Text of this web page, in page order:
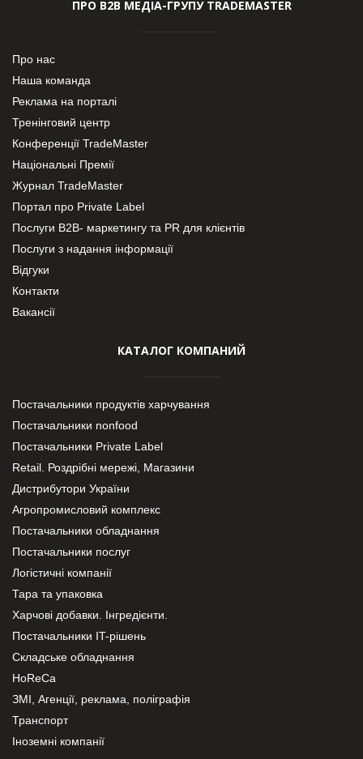
ПРО В2В МЕДІА-ГРУПУ TRADEMASTER
Про нас
Наша команда
Реклама на порталі
Тренінговий центр
Конференції TradeMaster
Національні Премії
Журнал TradeMaster
Портал про Private Label
Послуги В2В- маркетингу та PR для клієнтів
Послуги з надання інформації
Відгуки
Контакти
Вакансії
КАТАЛОГ КОМПАНИЙ
Постачальники продуктів харчування
Постачальники nonfood
Постачальники Private Label
Retail. Роздрібні мережі, Магазини
Дистрибутори України
Агропромисловий комплекс
Постачальники обладнання
Постачальники послуг
Логістичні компанії
Тара та упаковка
Харчові добавки. Інгредієнти.
Постачальники IT-рішень
Складське обладнання
HoReCa
ЗМІ, Агенції, реклама, поліграфія
Транспорт
Іноземні компанії